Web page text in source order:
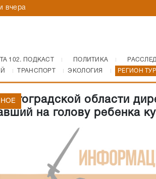
вчера
102. ПОДКАСТ ПОЛИТИКА
ТРАНСПОРТ ЭКОЛОГИЯ РЕГИОН
области
на голову ребенка